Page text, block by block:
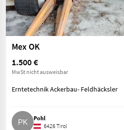
Mex OK
1.500 €
MwSt nicht ausweisbar
Erntetechnik Ackerbau- Feldhäcksler
Pohl
6426 Tirol